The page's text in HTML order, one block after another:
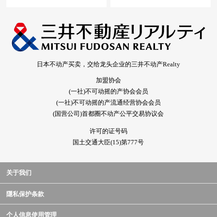
日本不动产买卖，交给龙头企业的三井不动产Realty
加盟协会
(一社)不可动摇的产协会会员
(一社)不可动摇的产流通经营协会会员
(国营公司)首都圈不动产公平交易协议会
许可的证号码
国土交通大臣(15)第777号
关于我们
隱私保护条款
个人信息使用管理